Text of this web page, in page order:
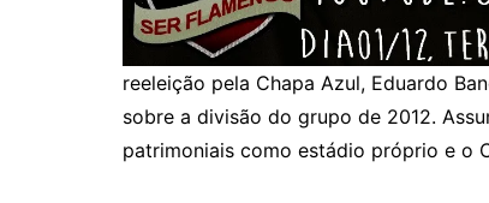
reeleição pela Chapa Azul, Eduardo
sobre a divisão do grupo de 2012.
patrimoniais como estádio próprio e o